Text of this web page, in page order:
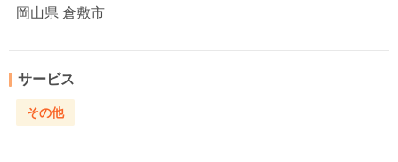
岡山県 倉敷市
サービス
その他